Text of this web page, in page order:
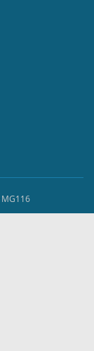
MG116